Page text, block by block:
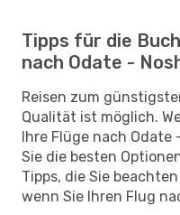
Tipps für die
nach Odate -
Reisen zum
Qualität ist möglich.
Ihre Flüge nach Odate
Sie die besten
Tipps, die Sie
wenn Sie Ihren Flug